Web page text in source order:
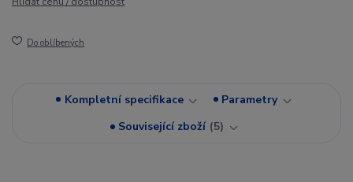
Do oblíbených
Kompletní specifikace
Parametry
Související zboží 5